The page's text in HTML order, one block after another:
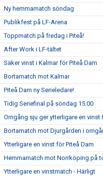
Ny hemmamatch söndag
Publikfest på LF-Arena
Toppmatch på fredag i Piteå!
After Work i LF-tältet
Säker vinst i Kalmar för Piteå Dam
Bortamatch mot Kalmar
Piteå Dam ny Serieledare!
Tidig Seriefinal på söndag 15:00
Omgång sju ger ytterligare en vinst
Bortamatch mot Djurgården i
Ytterligare en vinst för Piteå Dam
Hemmamatch mot Norrköping på
Ytterligare en vinstmatch - Härligt